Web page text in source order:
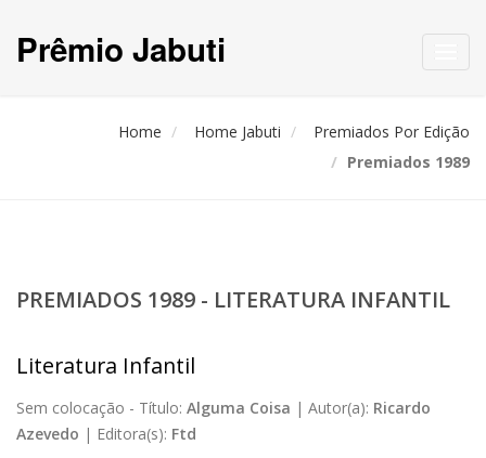
Prêmio Jabuti
Home Home Jabuti
Premiados Por Edição
Premiados 1989
PREMIADOS 1989 - LITERATURA INFANTIL
Literatura Infantil
Sem colocação - Título: Alguma Coisa | Autor(a): Ricardo
Azevedo | Editora(s): Ftd